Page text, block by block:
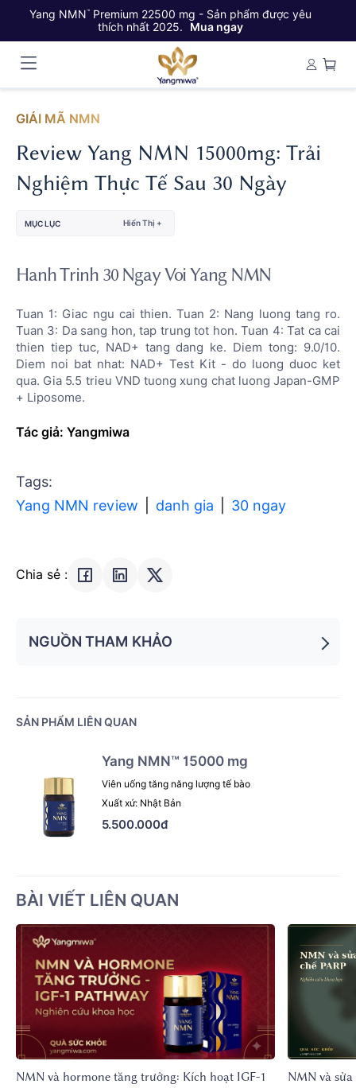
Yang NMN™Premium 22500 mg - Sản phẩm được yêu
thích nhất 2025.
Mua ngay
GIẢI MÃ NMN
Review Yang NMN 15000mg: Trải
Nghiệm Thực Tế Sau 30 Ngày
MỤC LỤC Hiển Thị +
Hanh Trinh 30 Ngay Voi Yang NMN
Tuan 1: Giac ngu cai thien. Tuan 2: Nang luong tang ro.
Tuan 3: Da sang hon, tap trung tot hon. Tuan 4: Tat ca cai
thien tiep tuc, NAD+ tang dang ke. Diem tong: 9.0/10.
Diem noi bat nhat: NAD+ Test Kit - do luong duoc ket
qua. Gia 5.5 trieu VND tuong xung chat luong Japan-GMP
+ Liposome.
Tác giả: Yangmiwa
Tags:
Yang NMN review
danh gia 30 ngay
Chia sẻ :
NGUỒN THAM KHẢO
SẢN PHẨM LIÊN QUAN
Yang NMN™ 15000 mg
Viên uống tăng năng lượng tế bào
Xuất xứ: Nhật Bản
5.500.000đ
BÀI VIẾT LIÊN QUAN
NMN và hormone tăng trưởng: Kích hoạt IGF-1
NMN và sửa